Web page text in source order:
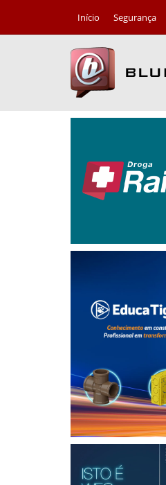
Início Segurança